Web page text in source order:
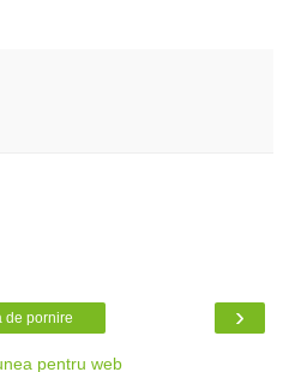
›
de pornire
pentru web